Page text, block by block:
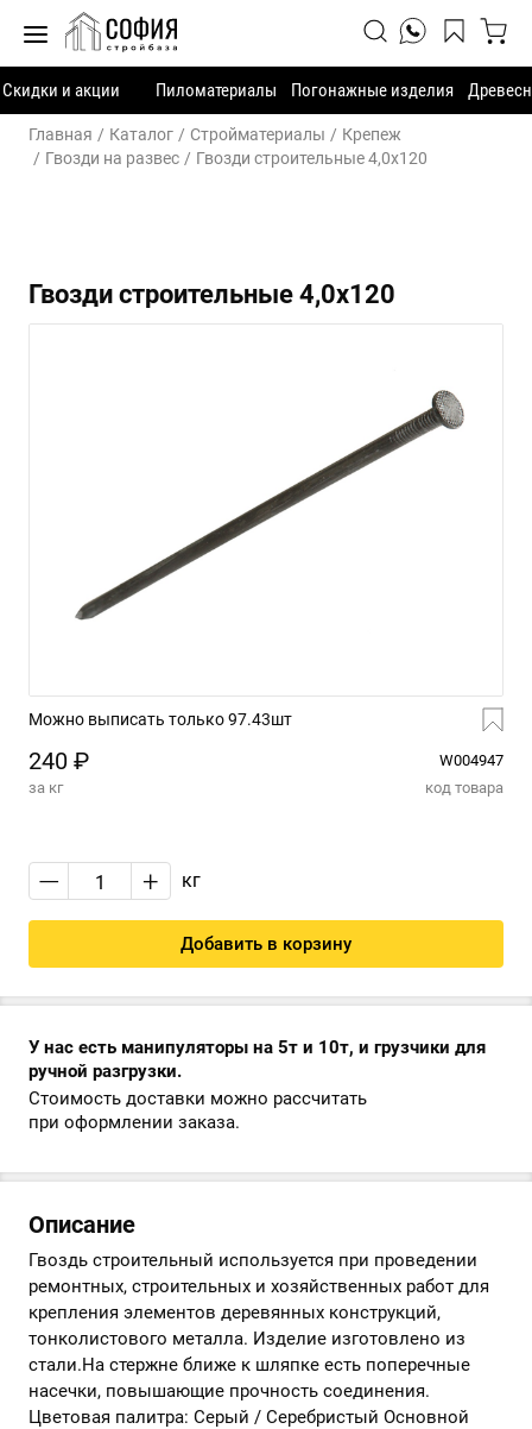
Скидки и акции Пиломатериалы Погонажные изделия
Главная Каталог Стройматериалы
Крепеж
Гвозди на развес
Гвозди строительные 4,0х120
Гвозди строительные 4,0х120
Можно выписать только 97.43шт
240 ₽
W004947
за кг
код товара
— + кг
Добавить в корзину
У нас есть манипуляторы на 5т и 10т, и грузчики для
ручной разгрузки.
Стоимость доставки можно рассчитать
при оформлении заказа.
Описание
Гвоздь строительный используется при проведении
ремонтных, строительных и хозяйственных работ для
крепления элементов деревянных конструкций,
тонколистового металла. Изделие изготовлено из
стали.На стержне ближе к шляпке есть поперечные
насечки, повышающие прочность соединения.
Цветовая палитра: Серый / Серебристый Основной